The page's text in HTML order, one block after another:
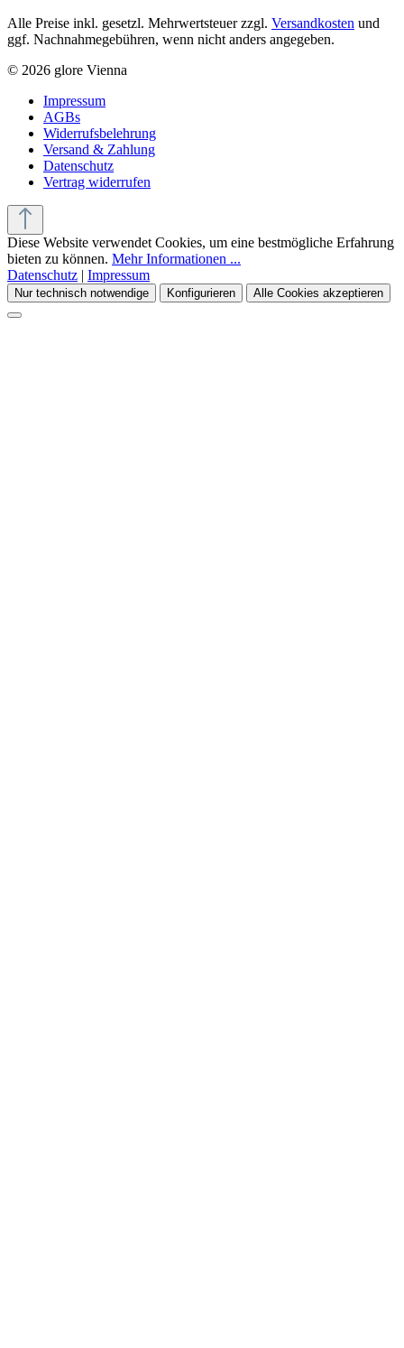
Alle Preise inkl. gesetzl. Mehrwertsteuer zzgl. Versandkosten und
ggf. Nachnahmegebühren, wenn nicht anders angegeben.
© 2026 glore Vienna
Impressum
AGBs
Widerrufsbelehrung
Versand & Zahlung
Datenschutz
Vertrag widerrufen
Diese Website verwendet Cookies, um eine bestmögliche Erfahrung
bieten zu können. Mehr Informationen ...
Datenschutz | Impressum
Nur technisch notwendige Konfigurieren Alle Cookies akzeptieren